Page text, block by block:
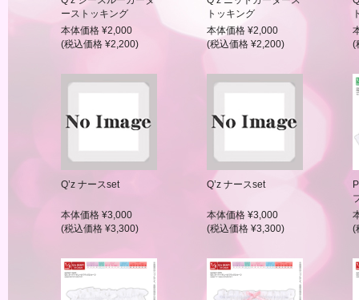
ーストッキング
本体価格 ¥2,000
(税込価格 ¥2,200)
トッキング
本体価格 ¥2,000
(税込価格 ¥2,200)
(
Q’z ナースset
本体価格 ¥3,000
(税込価格 ¥3,300)
Q’z ナースset
本体価格 ¥3,000
(税込価格 ¥3,300)
(